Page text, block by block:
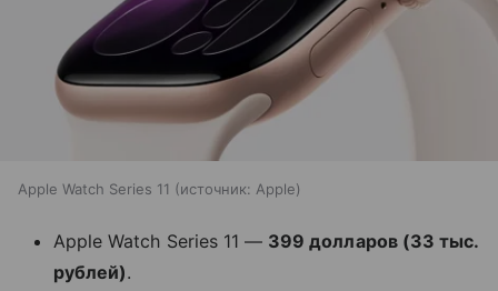
Apple Watch Series 11 источник: Apple
Apple Watch Series 11 — 399 долларов (33 тыс.
рублей).